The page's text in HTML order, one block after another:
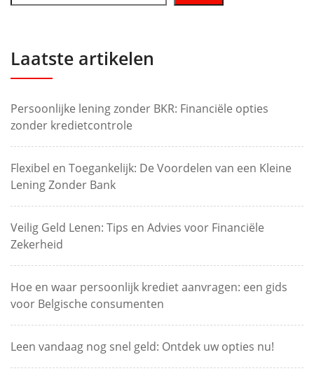
Laatste artikelen
Persoonlijke lening zonder BKR: Financiële opties
zonder kredietcontrole
Flexibel en Toegankelijk: De Voordelen van een Kleine
Lening Zonder Bank
Veilig Geld Lenen: Tips en Advies voor Financiële
Zekerheid
Hoe en waar persoonlijk krediet aanvragen: een gids
voor Belgische consumenten
Leen vandaag nog snel geld: Ontdek uw opties nu!